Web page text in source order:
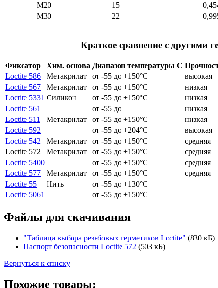
М20
15
М30
22
Краткое сравнение с другими
Фиксатор Хим. основа Диапазон температуры С
Loctite 586
Метакрилат от -55 до +150°C высокая
Loctite 567
Метакрилат от -55 до +150°C низкая
Loctite 5331 Силикон от -55 до +150°C низкая
Loctite 561
от -55 до
низкая
Loctite 511
Метакрилат от -55 до +150°C
низкая
Loctite 592
от -55 до +204°C
высокая
Loctite 542
Метакрилат от -55 до +150°C средняя
Loctite 572
Метакрилат от -55 до +150°C средняя
Loctite 5400
от -55 до +150°C
средняя
Loctite 577
Метакрилат от -55 до +150°C средняя
Loctite 55
Нить от -55 до +130°C
Loctite 5061
от -55 до +150°C
Файлы для скачивания
"Таблица выбора резьбовых герметиков Loctite" (830 кБ)
Паспорт безопасности Loctite 572 (503 кБ)
Вернуться к списку
Похожие товары: